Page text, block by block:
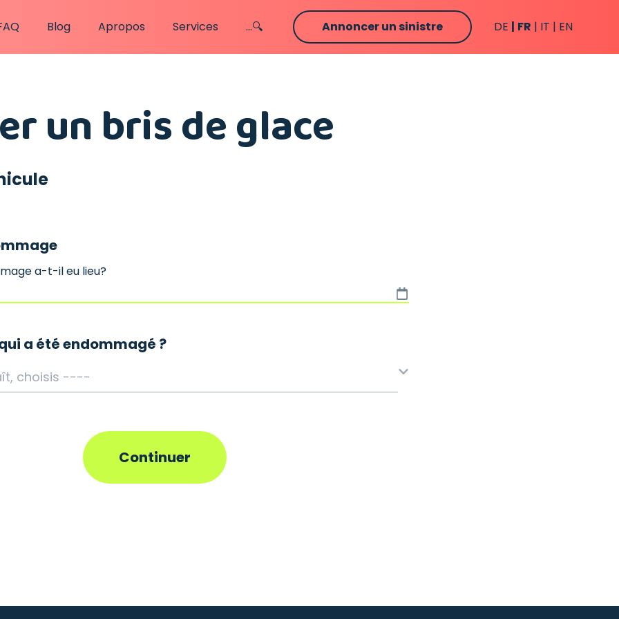
Blog Apropos Services ...🔍 Annoncer un sinistre DE FR IT EN
un bris de glace